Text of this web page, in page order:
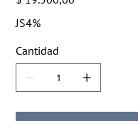
JS4%
Cantidad